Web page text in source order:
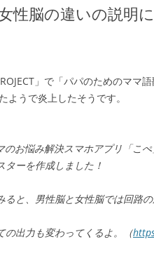
性脳の違いの説明
」で「パパのためのママ
ようで炎上したそうです。
のお悩み解決スマホアプリ「こ
ターを作成しました！
ると、男性脳と女性脳では回路
の出力も変わってくるよ。（